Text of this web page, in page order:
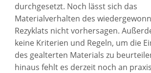
durchgesetzt. Noch lässt sich das
Materialverhalten des
Rezyklats nicht vorhersagen.
keine Kriterien und Regeln, um die
des gealterten Materials zu
hinaus fehlt es derzeit noch an